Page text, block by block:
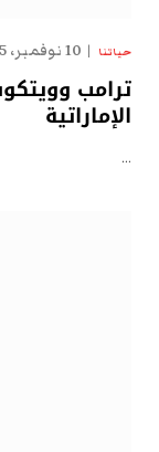
حياتنا 10 نوفمبر، 2025
ترامب
الإماراتية
…